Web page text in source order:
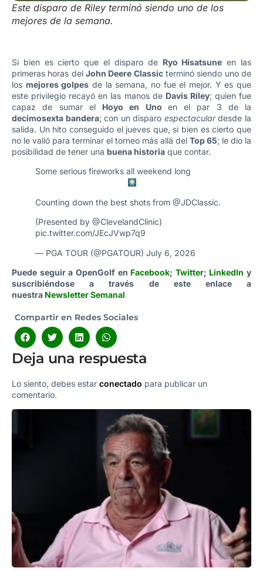
Este disparo de Riley terminó siendo uno de los
mejores de la semana.
Si bien es cierto que el disparo de Ryo Hisatsune en las
primeras horas del John Deere Classicterminó siendo uno de
los mejores golpes de la semana, no fue el mejor. Y es que
este privilegio recayó en las manos de Davis Riley; quien fue
capaz de sumar el Hoyo en Uno en el par 3 de la
decimosexta bandera; con un disparo espectaculardesde la
salida. Un hito conseguido el jueves que, si bien es cierto que
no le valió para terminar el torneo más allá del Top 65; le dio la
posibilidad de tener una buena historia que contar.
Some serious fireworks all weekend long
Counting down the best shots from @JDClassic.
(Presented by @ClevelandClinic)
pic.twitter.com/JEcJVwp7q9
— PGA TOUR (@PGATOUR) July 6, 2026
Puede seguir a OpenGolf en Facebook; Twitter; LinkedIn y
suscribiéndose a través de este enlace a
nuestra Newsletter Semanal
Compartir en Redes Sociales
Deja una respuesta
Lo siento, debes estar conectado para publicar un
comentario.